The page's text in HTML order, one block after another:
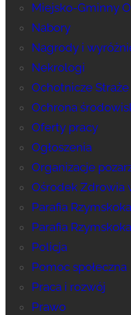
Miejsko-Gminny
Nabory
Nagrody i
Nekrologi
Ochotnicze
Ochrona
Oferty pracy
Ogłoszenia
Organizacje
Ośrodek Zdrowia
Parafia
Parafia
Policja
Pomoc społeczna
Praca i rozwój
Prawo